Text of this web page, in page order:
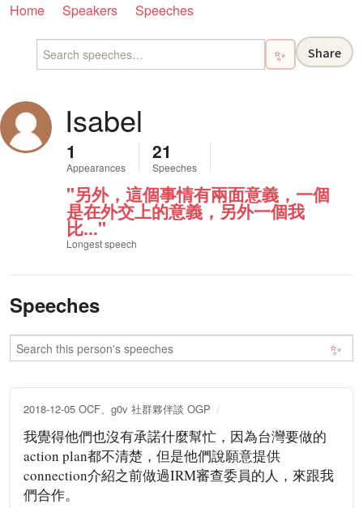
Home Speakers Speeches
✨ Share
Isabel
1
Appearances
21
Speeches
"另外，這個事情有兩面意義，一個
是在外交上的意義，另外一個我
比..."
Longest speech
Speeches
✨
2018-12-05 OCF、g0v 社群夥伴談 OGP
我覺得他們也沒有承諾什麼幫忙，因為台灣要做的
action plan都不清楚，但是他們說願意提供
connection介紹之前做過IRM審查委員的人，來跟我
們合作。